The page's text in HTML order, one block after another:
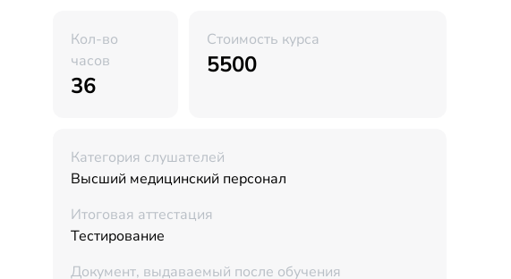
Кол-во
часов
36
Стоимость курса
5500
Категория слушателей
Высший медицинский персонал
Итоговая аттестация
Тестирование
Документ, выдаваемый после обучения